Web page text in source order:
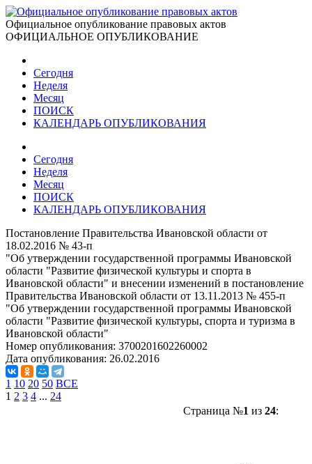
Официальное опубликование правовых актов
ОФИЦИАЛЬНОЕ ОПУБЛИКОВАНИЕ
Сегодня
Неделя
Месяц
ПОИСК
КАЛЕНДАРЬ ОПУБЛИКОВАНИЯ
Сегодня
Неделя
Месяц
ПОИСК
КАЛЕНДАРЬ ОПУБЛИКОВАНИЯ
Постановление Правительства Ивановской области от
18.02.2016 № 43-п
"Об утверждении государственной программы Ивановской
области "Развитие физической культуры и спорта в
Ивановской области" и внесении изменений в постановление
Правительства Ивановской области от 13.11.2013 № 455-п
"Об утверждении государственной программы Ивановской
области "Развитие физической культуры, спорта и туризма в
Ивановской области"
Номер опубликования: 3700201602260002
Дата опубликования: 26.02.2016
1 10 20 50 ВСЕ
1 2 3 4 ... 24
Страница №1 из 24: